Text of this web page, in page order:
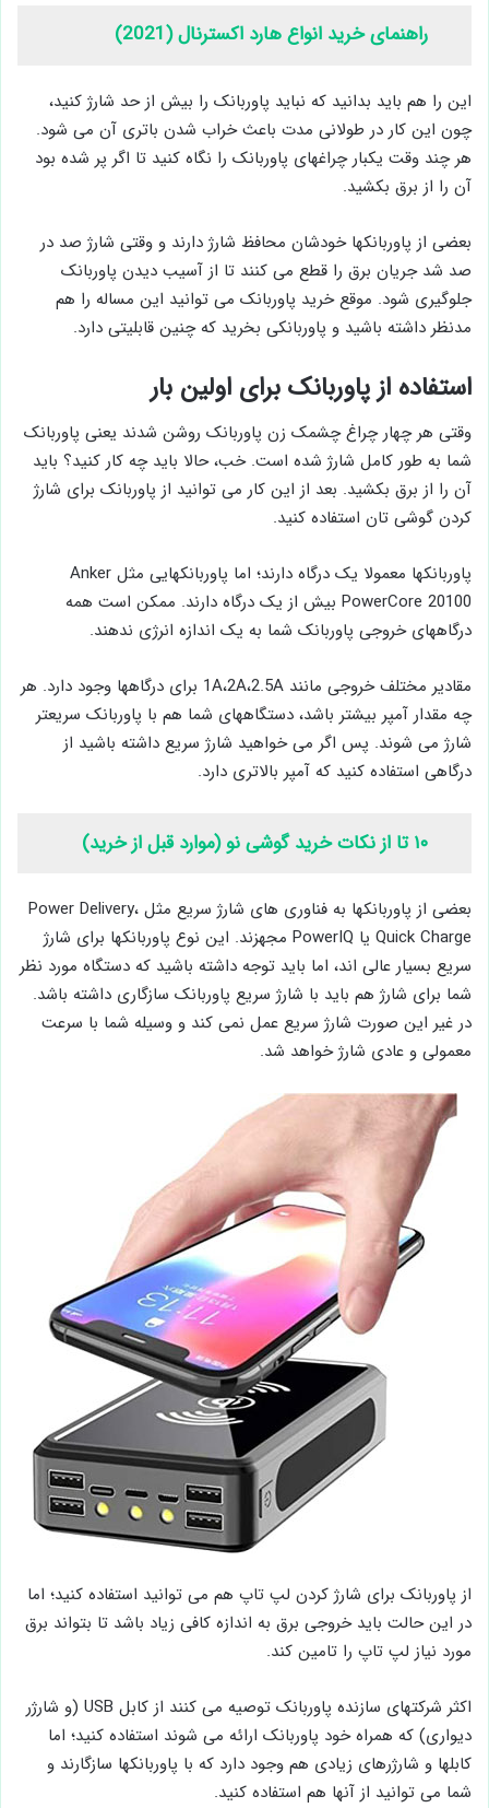
راهنمای خرید انواع هارد اکسترنال (2021)
این را هم باید بدانید که نباید پاوربانک را بیش از حد شارژ کنید،
چون این کار در طولانی مدت باعث خراب شدن باتری آن می شود.
هر چند وقت یکبار چراغهای پاوربانک را نگاه کنید تا اگر پر شده بود
آن را از برق بکشید.
بعضی از پاوربانکها خودشان محافظ شارژ دارند و وقتی شارژ صد در
صد شد جریان برق را قطع می کنند تا از آسیب دیدن پاوربانک
جلوگیری شود. موقع خرید پاوربانک می توانید این مساله را هم
مدنظر داشته باشید و پاوربانکی بخرید که چنین قابلیتی دارد.
استفاده از پاوربانک برای اولین بار
وقتی هر چهار چراغ چشمک زن پاوربانک روشن شدند یعنی پاوربانک
شما به طور کامل شارژ شده است. خب، حالا باید چه کار کنید؟ باید
آن را از برق بکشید. بعد از این کار می توانید از پاوربانک برای شارژ
کردن گوشی تان استفاده کنید.
پاوربانکها معمولا یک درگاه دارند؛ اما پاوربانکهایی مثل Anker
PowerCore 20100 بیش از یک درگاه دارند. ممکن است همه
درگاههای خروجی پاوربانک شما به یک اندازه انرژی ندهند.
مقادیر مختلف خروجی مانند 1A،2A،2.5A برای درگاهها وجود دارد. هر
چه مقدار آمپر بیشتر باشد، دستگاههای شما هم با پاوربانک سریعتر
شارژ می شوند. پس اگر می خواهید شارژ سریع داشته باشید از
درگاهی استفاده کنید که آمپر بالاتری دارد.
۱۰ تا از نکات خرید گوشی نو (موارد قبل از خرید)
بعضی از پاوربانکها به فناوری های شارژ سریع مثل Power Delivery،
Quick Charge یا PowerIQ مجهزند. این نوع پاوربانکها برای شارژ
سریع بسیار عالی اند، اما باید توجه داشته باشید که دستگاه مورد نظر
شما برای شارژ هم باید با شارژ سریع پاوربانک سازگاری داشته باشد.
در غیر این صورت شارژ سریع عمل نمی کند و وسیله شما با سرعت
معمولی و عادی شارژ خواهد شد.
از پاوربانک برای شارژ کردن لپ تاپ هم می توانید استفاده کنید؛ اما
در این حالت باید خروجی برق به اندازه کافی زیاد باشد تا بتواند برق
مورد نیاز لپ تاپ را تامین کند.
اکثر شرکتهای سازنده پاوربانک توصیه می کنند از کابل USB (و شارژر
دیواری) که همراه خود پاوربانک ارائه می شوند استفاده کنید؛ اما
کابلها و شارژرهای زیادی هم وجود دارد که با پاوربانکها سازگارند و
شما می توانید از آنها هم استفاده کنید.